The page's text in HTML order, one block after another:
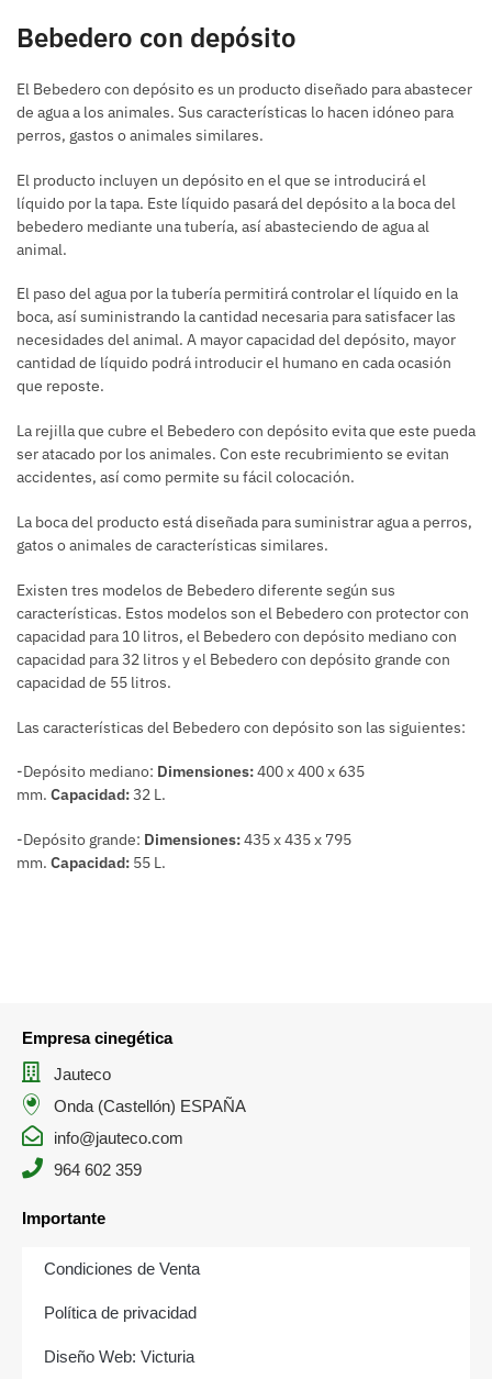
Bebedero con depósito
El Bebedero con depósito es un producto diseñado para abastecer
de agua a los animales. Sus características lo hacen idóneo para
perros, gastos o animales similares.
El producto incluyen un depósito en el que se introducirá el
líquido por la tapa. Este líquido pasará del depósito a la boca del
bebedero mediante una tubería, así abasteciendo de agua al
animal.
El paso del agua por la tubería permitirá controlar el líquido en la
boca, así suministrando la cantidad necesaria para satisfacer las
necesidades del animal. A mayor capacidad del depósito, mayor
cantidad de líquido podrá introducir el humano en cada ocasión
que reposte.
La rejilla que cubre el Bebedero con depósito evita que este pueda
ser atacado por los animales. Con este recubrimiento se evitan
accidentes, así como permite su fácil colocación.
La boca del producto está diseñada para suministrar agua a perros,
gatos o animales de características similares.
Existen tres modelos de Bebedero diferente según sus
características. Estos modelos son el Bebedero con protector con
capacidad para 10 litros, el Bebedero con depósito mediano con
capacidad para 32 litros y el Bebedero con depósito grande con
capacidad de 55 litros.
Las características del Bebedero con depósito son las siguientes:
-Depósito mediano: Dimensiones:400 x 400 x 635
mm. Capacidad:32 L.
-Depósito grande: Dimensiones:435 x 435 x 795
mm. Capacidad: 55 L.
Empresa cinegética
Jauteco
Onda (Castellón) ESPAÑA
info@jauteco.com
964 602 359
Importante
Condiciones de Venta
Política de privacidad
Diseño Web: Victuria